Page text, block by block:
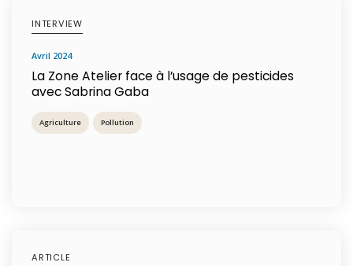
INTERVIEW
avril 2024
La Zone Atelier face à l’usage de pesticides
avec Sabrina Gaba
Agriculture Pollution
ARTICLE